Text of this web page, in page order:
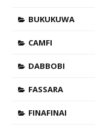
BUKUKUWA
CAMFI
DABBOBI
FASSARA
FINAFINAI